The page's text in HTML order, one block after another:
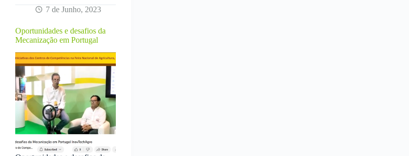
7 de Junho, 2023
Oportunidades e desafios da
Mecanização em Portugal